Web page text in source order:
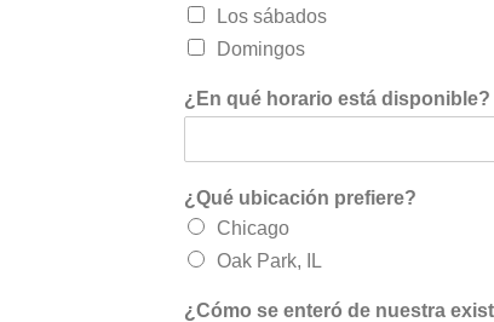
Los sábados
Domingos
¿En qué horario está
¿Qué ubicación prefiere?
Chicago
Oak Park, IL
¿Cómo se enteró de nuestra